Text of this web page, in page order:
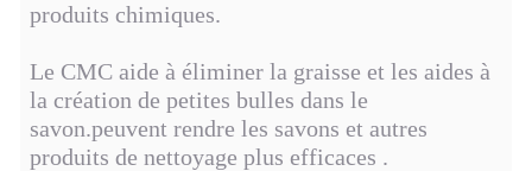
produits chimiques.
Le CMC aide à éliminer la graisse et les aides à
la création de petites bulles dans le
savon.peuvent rendre les savons et autres
produits de nettoyage plus efficaces .